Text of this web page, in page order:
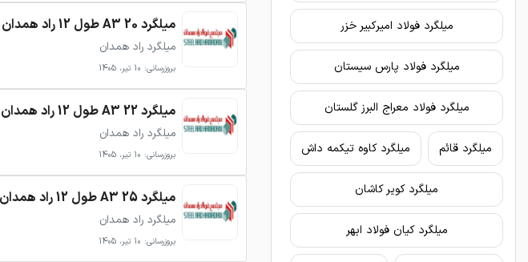
میلگرد فولاد امیرکبیر خزر
میلگرد فولاد پارس سیستان
میلگرد فولاد معراج البرز گلستان
میلگرد قائم میلگرد کاوه تیکمه داش
میلگرد کویر کاشان
میلگرد کیان فولاد ابهر
میلگرد 20 A3 طول 12 راد همدان
میلگرد راد همدان
بروزرسانی: 10 تیر، 1405
میلگرد 22 A3 طول 12 راد همدان
میلگرد راد همدان
بروزرسانی: 10 تیر، 1405
میلگرد 25 A3 طول 12 راد همدان
میلگرد راد همدان
بروزرسانی: 10 تیر، 1405